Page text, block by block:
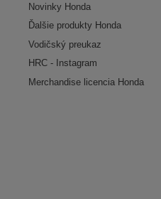
Novinky Honda
Ďalšie produkty Honda
Vodičský preukaz
HRC - Instagram
Merchandise licencia Honda